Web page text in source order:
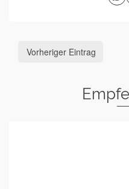
Vorheriger Eintrag